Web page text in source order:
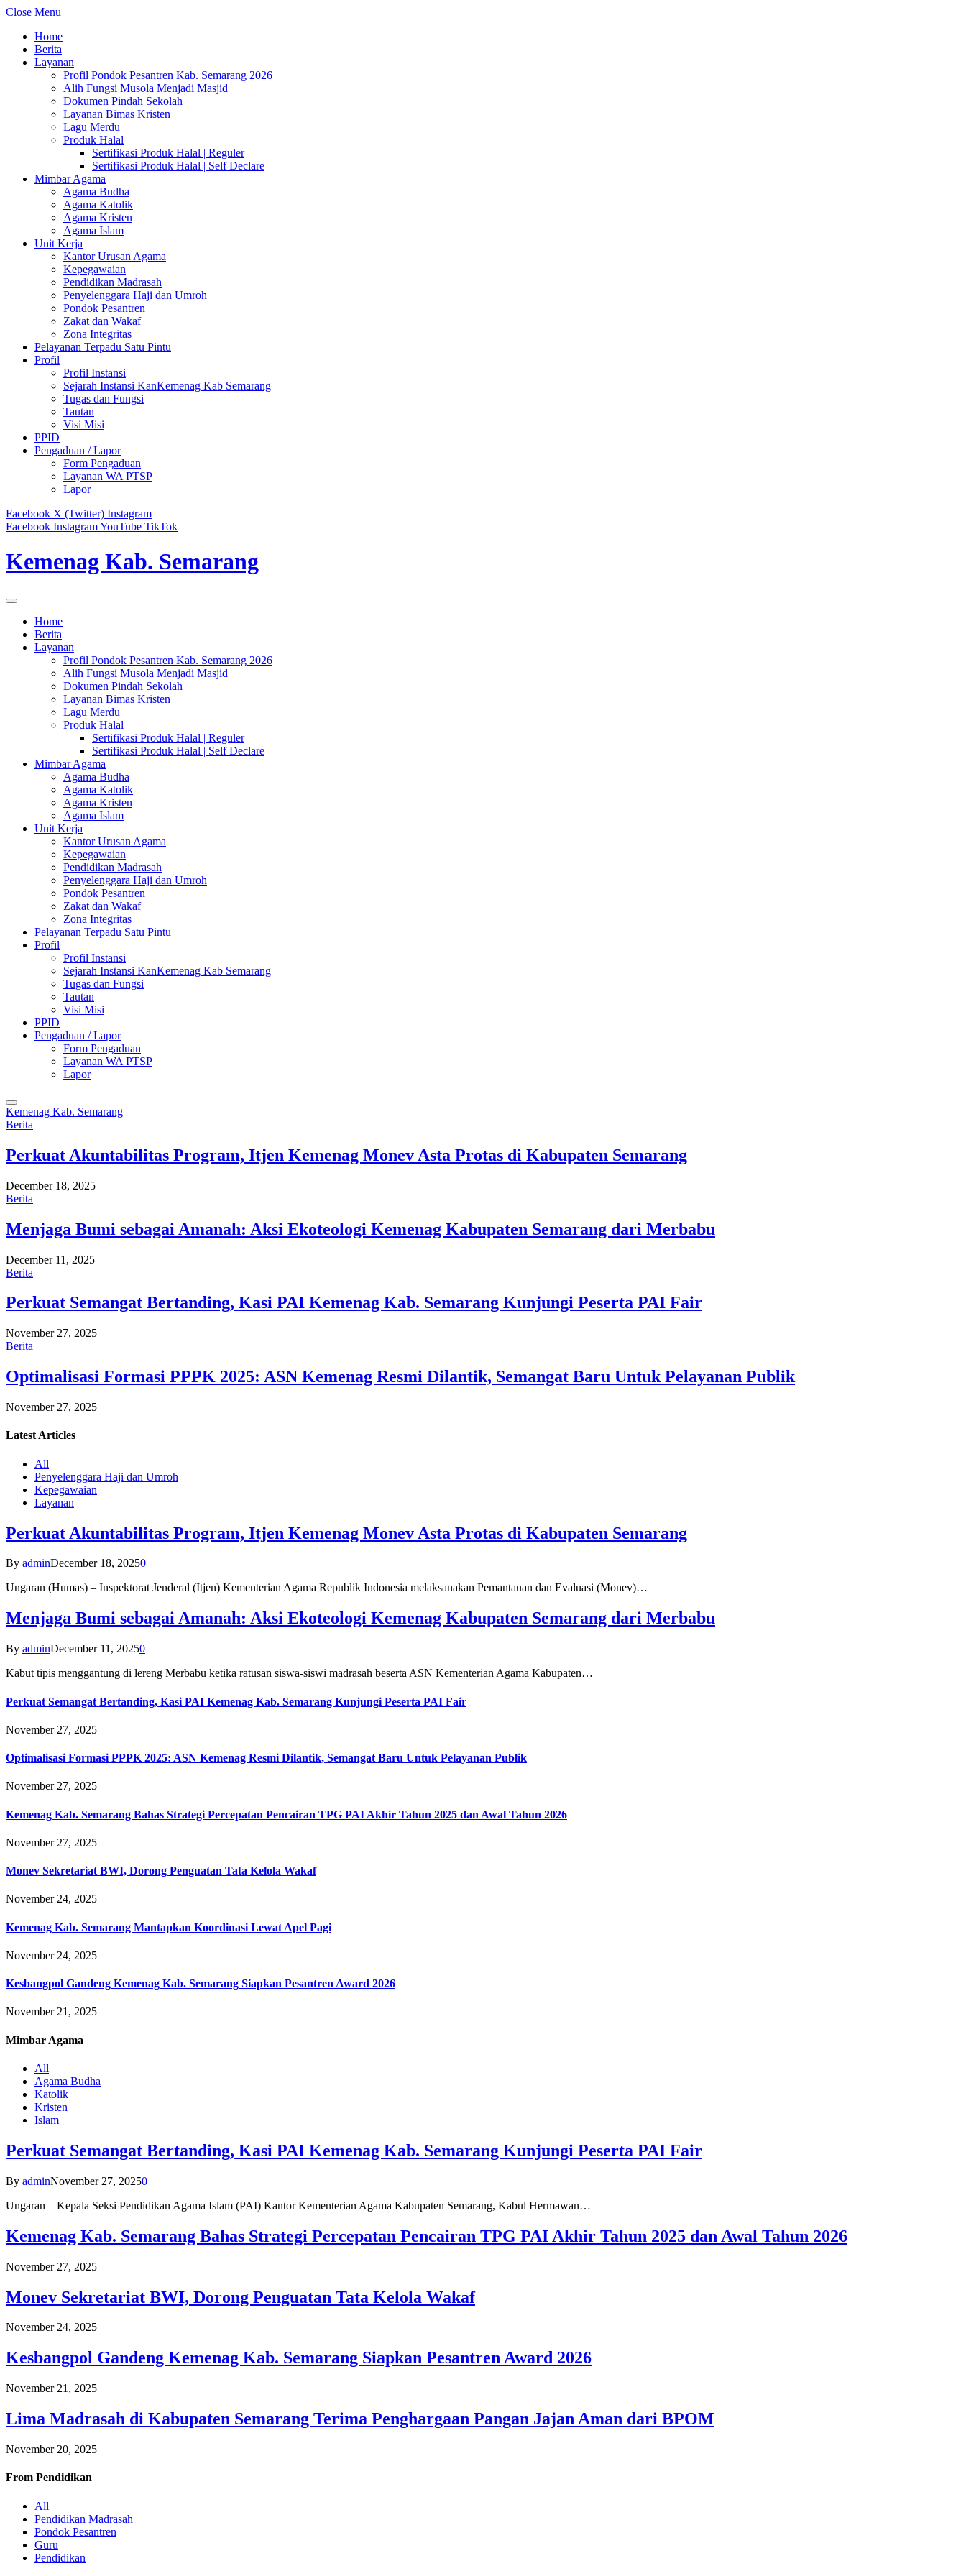
Close Menu
Home
Berita
Layanan
Profil Pondok Pesantren Kab. Semarang 2026
Alih Fungsi Musola Menjadi Masjid
Dokumen Pindah Sekolah
Layanan Bimas Kristen
Lagu Merdu
Produk Halal
Sertifikasi Produk Halal | Reguler
Sertifikasi Produk Halal | Self Declare
Mimbar Agama
Agama Budha
Agama Katolik
Agama Kristen
Agama Islam
Unit Kerja
Kantor Urusan Agama
Kepegawaian
Pendidikan Madrasah
Penyelenggara Haji dan Umroh
Pondok Pesantren
Zakat dan Wakaf
Zona Integritas
Pelayanan Terpadu Satu Pintu
Profil
Profil Instansi
Sejarah Instansi KanKemenag Kab Semarang
Tugas dan Fungsi
Tautan
Visi Misi
PPID
Pengaduan / Lapor
Form Pengaduan
Layanan WA PTSP
Lapor
Facebook X (Twitter) Instagram
Facebook InstagramYouTube TikTok
Kemenag Kab. Semarang
Home
Berita
Layanan
Profil Pondok Pesantren Kab. Semarang 2026
Alih Fungsi Musola Menjadi Masjid
Dokumen Pindah Sekolah
Layanan Bimas Kristen
Lagu Merdu
Produk Halal
Sertifikasi Produk Halal | Reguler
Sertifikasi Produk Halal | Self Declare
Mimbar Agama
Agama Budha
Agama Katolik
Agama Kristen
Agama Islam
Unit Kerja
Kantor Urusan Agama
Kepegawaian
Pendidikan Madrasah
Penyelenggara Haji dan Umroh
Pondok Pesantren
Zakat dan Wakaf
Zona Integritas
Pelayanan Terpadu Satu Pintu
Profil
Profil Instansi
Sejarah Instansi KanKemenag Kab Semarang
Tugas dan Fungsi
Tautan
Visi Misi
PPID
Pengaduan / Lapor
Form Pengaduan
Layanan WA PTSP
Lapor
Kemenag Kab. Semarang
Berita
Perkuat Akuntabilitas Program, Itjen Kemenag Monev Asta Protas di Kabupaten Semarang
December 18, 2025
Berita
Menjaga Bumi sebagai Amanah: Aksi Ekoteologi Kemenag Kabupaten Semarang dari Merbabu
December 11, 2025
Berita
Perkuat Semangat Bertanding, Kasi PAI Kemenag Kab. Semarang Kunjungi Peserta PAI Fair
November 27, 2025
Berita
Optimalisasi Formasi PPPK 2025: ASN Kemenag Resmi Dilantik, Semangat Baru Untuk Pelayanan Publik
November 27, 2025
Latest Articles
All
Penyelenggara Haji dan Umroh
Kepegawaian
Layanan
Perkuat Akuntabilitas Program, Itjen Kemenag Monev Asta Protas di Kabupaten Semarang
By adminDecember 18, 20250
Ungaran (Humas) – Inspektorat Jenderal (Itjen) Kementerian Agama Republik Indonesia melaksanakan Pemantauan dan Evaluasi (Monev)…
Menjaga Bumi sebagai Amanah: Aksi Ekoteologi Kemenag Kabupaten Semarang dari Merbabu
By adminDecember 11, 20250
Kabut tipis menggantung di lereng Merbabu ketika ratusan siswa-siswi madrasah beserta ASN Kementerian Agama Kabupaten…
Perkuat Semangat Bertanding, Kasi PAI Kemenag Kab. Semarang Kunjungi Peserta PAI Fair
November 27, 2025
Optimalisasi Formasi PPPK 2025: ASN Kemenag Resmi Dilantik, Semangat Baru Untuk Pelayanan Publik
November 27, 2025
Kemenag Kab. Semarang Bahas Strategi Percepatan Pencairan TPG PAI Akhir Tahun 2025 dan Awal Tahun 2026
November 27, 2025
Monev Sekretariat BWI, Dorong Penguatan Tata Kelola Wakaf
November 24, 2025
Kemenag Kab. Semarang Mantapkan Koordinasi Lewat Apel Pagi
November 24, 2025
Kesbangpol Gandeng Kemenag Kab. Semarang Siapkan Pesantren Award 2026
November 21, 2025
Mimbar Agama
All
Agama Budha
Katolik
Kristen
Islam
Perkuat Semangat Bertanding, Kasi PAI Kemenag Kab. Semarang Kunjungi Peserta PAI Fair
By adminNovember 27, 20250
Ungaran – Kepala Seksi Pendidikan Agama Islam (PAI) Kantor Kementerian Agama Kabupaten Semarang, Kabul Hermawan…
Kemenag Kab. Semarang Bahas Strategi Percepatan Pencairan TPG PAI Akhir Tahun 2025 dan Awal Tahun 2026
November 27, 2025
Monev Sekretariat BWI, Dorong Penguatan Tata Kelola Wakaf
November 24, 2025
Kesbangpol Gandeng Kemenag Kab. Semarang Siapkan Pesantren Award 2026
November 21, 2025
Lima Madrasah di Kabupaten Semarang Terima Penghargaan Pangan Jajan Aman dari BPOM
November 20, 2025
From Pendidikan
All
Pendidikan Madrasah
Pondok Pesantren
Guru
Pendidikan